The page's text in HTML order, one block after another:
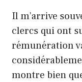
Il m’arrive
clercs qui ont
rémunération
montre bien